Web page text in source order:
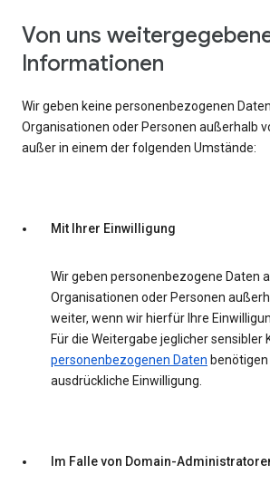
Von uns
Informationen
Wir geben keine personenbezogenen
Organisationen oder Personen außerhalb
außer in einem der folgenden Umstände:
Mit Ihrer Einwilligung
Wir geben personenbezogene Daten
Organisationen oder Personen
weiter, wenn wir hierfür Ihre
Für die Weitergabe jeglicher sensibler
personenbezogenen Daten
ausdrückliche Einwilligung.
Im Falle von Domain-